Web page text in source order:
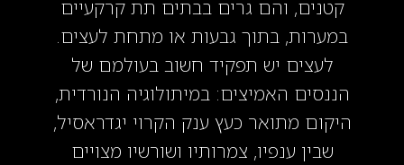
קטנים, והם גרים בבתים תת קרקעיים
במערות, בתוך גבעות או מתחת לעצים.
לעצים יש תפקיד חשוב בעולמם של
הננסים האמיצים: במיתולוגיה הנורדית,
היקום מתואר כעץ ענק הקרוי יגדראסיל,
שבין ענפיו, צמרותיו ושורשיו מצויים